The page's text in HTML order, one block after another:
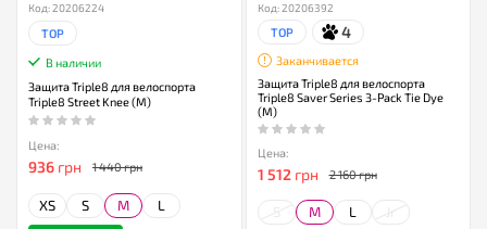
Код: 20206224
TOP
В наличии
Защита Triple8 для велоспорта
Triple8 Street Knee (M)
Цена:
936 грн 1 440 грн
XS S M L
Код: 20206392
TOP 4
Заканчивается
Защита Triple8 для велоспорта
Triple8 Saver Series 3-Pack Tie Dye
(M)
Цена:
1 512грн 2 160 грн
M L